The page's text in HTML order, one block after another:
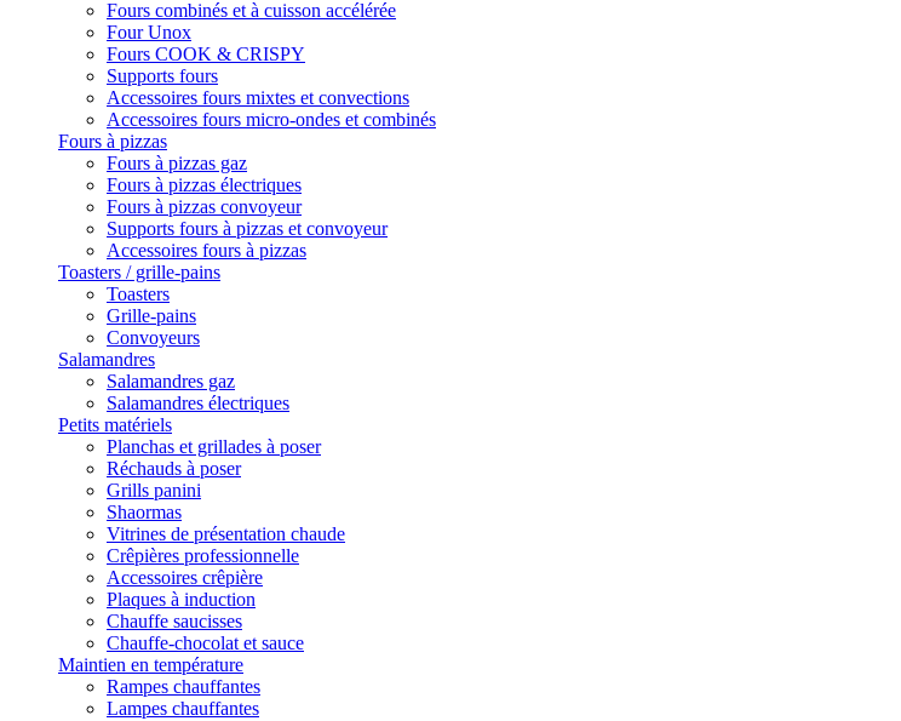
Fours combinés et à cuisson accélérée
Four Unox
Fours COOK & CRISPY
Supports fours
Accessoires fours mixtes et convections
Accessoires fours micro-ondes et combinés
Fours à pizzas
Fours à pizzas gaz
Fours à pizzas électriques
Fours à pizzas convoyeur
Supports fours à pizzas et convoyeur
Accessoires fours à pizzas
Toasters / grille-pains
Toasters
Grille-pains
Convoyeurs
Salamandres
Salamandres gaz
Salamandres électriques
Petits matériels
Planchas et grillades à poser
Réchauds à poser
Grills panini
Shaormas
Vitrines de présentation chaude
Crêpières professionnelle
Accessoires crêpière
Plaques à induction
Chauffe saucisses
Chauffe-chocolat et sauce
Maintien en température
Rampes chauffantes
Lampes chauffantes